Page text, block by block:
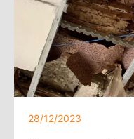
28/12/2023